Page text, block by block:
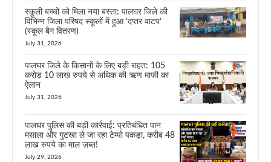
स्कूली बच्चों को मिला नया बस्ता: पालघर जिले की
विभिन्न जिला परिषद स्कूलों में हुआ ‘दप्तर वाटप’
(स्कूल बैग वितरण)
July 31, 2026
पालघर जिले के किसानों के लिए बड़ी राहत: 105
करोड़ 10 लाख रुपये से अधिक की ऋण माफी का
ऐलान
July 31, 2026
पालघर पुलिस की बड़ी कार्रवाई: प्रतिबंधित पान
मसाला और गुटखा ले जा रहा टेम्पो पकड़ा, करीब 48
लाख रुपये का माल ज़ब्त!
July 29, 2026